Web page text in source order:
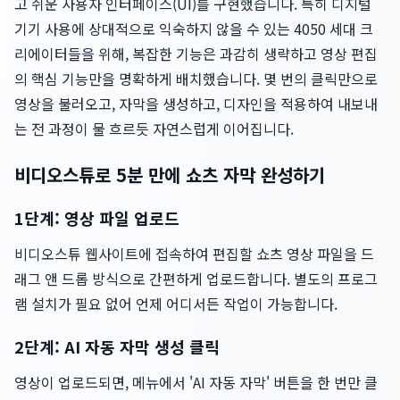
기기 사용에 상대적으로 익숙하지 않을 수 있는 4050 세대 크
리에이터들을 위해, 복잡한 기능은 과감히 생략하고 영상 편집
의 핵심 기능만을 명확하게 배치했습니다. 몇 번의 클릭만으로
영상을 불러오고, 자막을 생성하고, 디자인을 적용하여 내보내
는 전 과정이 물 흐르듯 자연스럽게 이어집니다.
비디오스튜로 5분 만에 쇼츠 자막 완성하기
1단계: 영상 파일 업로드
비디오스튜 웹사이트에 접속하여 편집할 쇼츠 영상 파일을 드
래그 앤 드롭 방식으로 간편하게 업로드합니다. 별도의 프로그
램 설치가 필요 없어 언제 어디서든 작업이 가능합니다.
2단계: AI 자동 자막 생성 클릭
영상이 업로드되면, 메뉴에서 'AI 자동 자막' 버튼을 한 번만 클